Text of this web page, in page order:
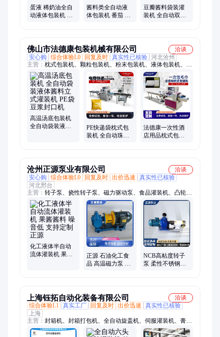
蛋液 稀奶油全自
动液体包装机 酱
酱料类全自动液
体包装机 番茄 果
豆瓣酱料袋装灌
装机 全自动双头
佛山市法德康包装机械有限公司
洽谈
安心购
综合体验L0 回复及时 真实性已核验 河北沧州
主营： 枕式包装机、颗粒包装机、粉末包装机、液体包装机、酱
料包装机、食品包装机、五金包装机、称重包装机、定量包装
机、组合秤包装机、螺丝包装机、点数包装机、全自动包装机、
多头称包装机、上走膜枕式包装机、下走膜枕式包装机、三伺服
枕式包装机、给袋式包装机、异型袋包装机、量杯包装机、链斗
包装机
高温汤底包装机
全自动袋装液体
PE快递袋枕式包
装机 全自动珠光
法德康一次性酒
店用品枕式包装
沧州正源泵业有限公司
洽谈
安心购
综合体验L0 回复及时 出价迅速
真实性已核验
河北邢台
主营： 转子泵、挠性转子泵、磁力驱动泵、食品灌装机、凸轮转
子泵、卧式转子泵、食品级挠性转子泵、磁力驱动齿轮泵、磁力
齿轮泵、不锈钢转子泵、高粘度挠性转子泵、不锈钢磁力齿轮
泵、工业转子泵、不锈钢挠性转子泵
化工液体半自动
流体灌装机 果酱
正源 石油化工食
品 高温磁力泵 零
NCB高粘度转子
泵 柔性不锈钢橡
上海钰拓自动化装备有限公司
洽谈
综合体验L1 真实工厂 回复及时 出价迅速
真实性已核验
上海
主营： 封箱机、封箱打包机、全自动旋盖机、伺服灌装机、膏体
灌装机、六头跟踪灌装机、十二头伺服活塞灌装机、高速灌装